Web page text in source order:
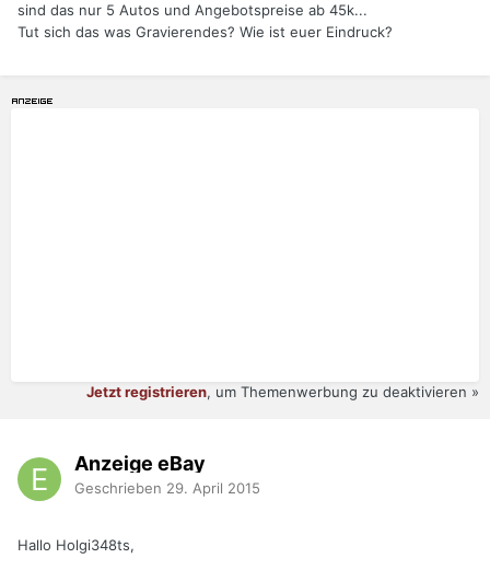
sind das nur 5 Autos und Angebotspreise ab 45k...
Tut sich das was Gravierendes? Wie ist euer Eindruck?
Jetzt registrieren, um Themenwerbung zu deaktivieren »
Anzeige eBay
Geschrieben 29. April 2015
Hallo Holgi348ts,